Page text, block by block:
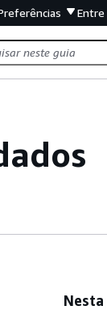
Nesta